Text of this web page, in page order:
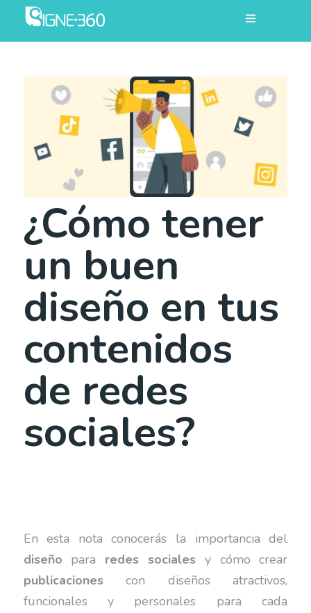
¿Cómo tener
un buen
diseño en tus
contenidos
de redes
sociales?
En esta nota conocerás la importancia del
diseño para redes sociales y cómo crear
publicacionescon diseños atractivos,
funcionales y personales para cada